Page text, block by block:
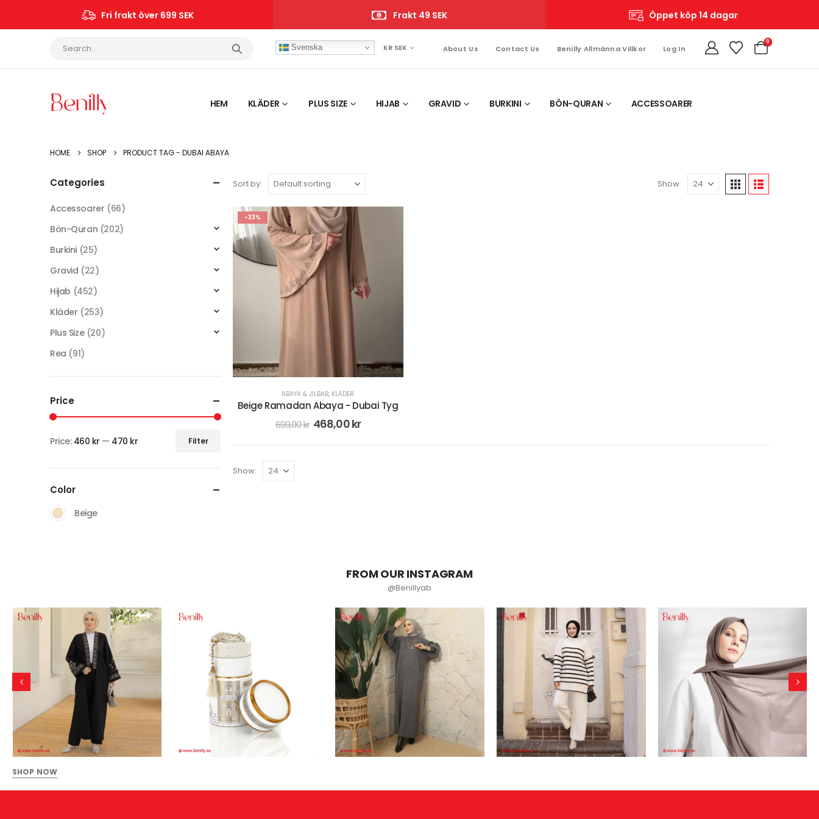
Fri frakt över 699 SEK Frakt 49 SEK Öppet köp 14 dagar
Svenska KR SEK About Us Contact Us Benilly Allmänna Villkor Log In
0
HEM KLÄDER PLUS SIZE HIJAB GRAVID BURKINI BÖN-QURAN ACCESSOARER
HOME SHOP PRODUCT TAG - DUBAI ABAYA
Sort by: Show:
-33%
ABAYA & JILBAB, KLÄDER
Beige Ramadan Abaya - Dubai Tyg
699,00kr 468,00kr
Show:
Categories
Accessoarer (66)
Bön-Quran (202)
Burkini (25)
Gravid (22)
Hijab (452)
Kläder (253)
Plus Size (20)
Rea (91)
Price
Filter
Price: 460 kr — 470 kr
Color
Beige
FROM OUR INSTAGRAM
@Benillyab
SHOP NOW